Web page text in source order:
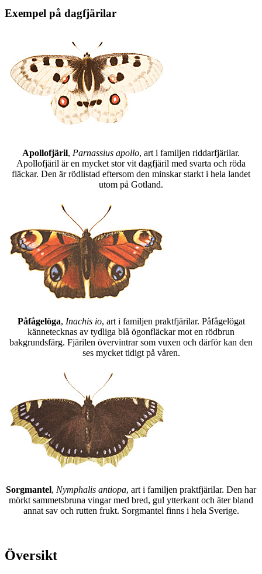
Exempel på dagfjärilar
Apollofjäril, Parnassius apollo, art i familjen riddarfjärilar.
Apollofjäril är en mycket stor vit dagfjäril med svarta och röda
fläckar. Den är rödlistad eftersom den minskar starkt i hela landet
utom på Gotland.
Påfågelöga, Inachis io, art i familjen praktfjärilar. Påfågelögat
kännetecknas av tydliga blå ögonfläckar mot en rödbrun
bakgrundsfärg. Fjärilen övervintrar som vuxen och därför kan den
ses mycket tidigt på våren.
Sorgmantel, Nymphalis antiopa, art i familjen praktfjärilar. Den har
mörkt sammetsbruna vingar med bred, gul ytterkant och äter bland
annat sav och rutten frukt. Sorgmantel finns i hela Sverige.
Översikt